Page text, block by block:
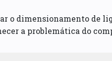
o dimensionamento de
a problemática do